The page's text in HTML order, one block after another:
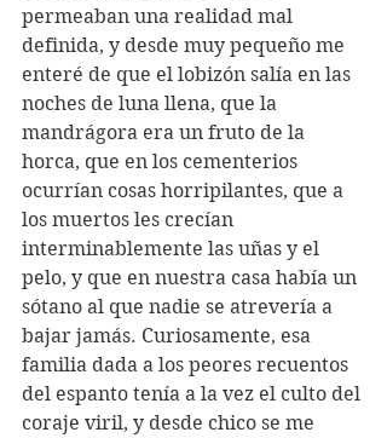
permeaban una realidad mal
definida, y desde muy pequeño me
enteré de que el lobizón salía en las
noches de luna llena, que la
mandrágora era un fruto de la
horca, que en los cementerios
ocurrían cosas horripilantes, que a
los muertos les crecían
interminablemente las uñas y el
pelo, y que en nuestra casa había un
sótano al que nadie se atrevería a
bajar jamás. Curiosamente, esa
familia dada a los peores recuentos
del espanto tenía a la vez el culto del
coraje viril, y desde chico se me